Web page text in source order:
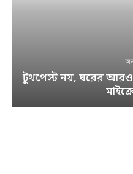
টুথপেস্ট নয়, ঘরের আরও